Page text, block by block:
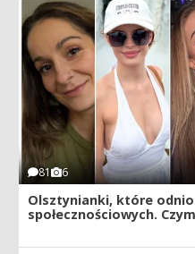
81 6
Olsztynianki, które
społecznościowych.